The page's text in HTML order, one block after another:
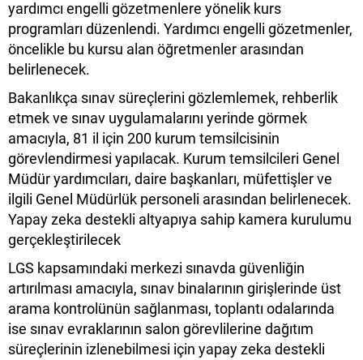
yardımcı engelli gözetmenlere yönelik kurs
programları düzenlendi. Yardımcı engelli gözetmenler,
öncelikle bu kursu alan öğretmenler arasından
belirlenecek.
Bakanlıkça sınav süreçlerini gözlemlemek, rehberlik
etmek ve sınav uygulamalarını yerinde görmek
amacıyla, 81 il için 200 kurum temsilcisinin
görevlendirmesi yapılacak. Kurum temsilcileri Genel
Müdür yardımcıları, daire başkanları, müfettişler ve
ilgili Genel Müdürlük personeli arasından belirlenecek.
Yapay zeka destekli altyapıya sahip kamera kurulumu
gerçekleştirilecek
LGS kapsamındaki merkezi sınavda güvenliğin
artırılması amacıyla, sınav binalarının girişlerinde üst
arama kontrolünün sağlanması, toplantı odalarında
ise sınav evraklarının salon görevlilerine dağıtım
süreçlerinin izlenebilmesi için yapay zeka destekli